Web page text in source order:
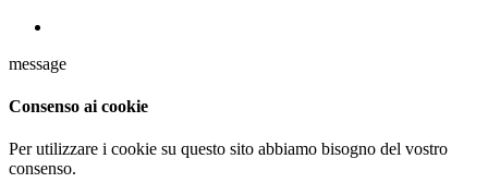
message
Consenso ai cookie
Per utilizzare i cookie su questo sito abbiamo bisogno del vostro
consenso.